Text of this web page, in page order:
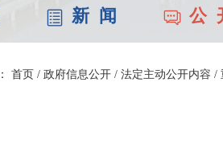
新 闻 公
首页 / 政府信息公开 / 法定主动公开内容 /